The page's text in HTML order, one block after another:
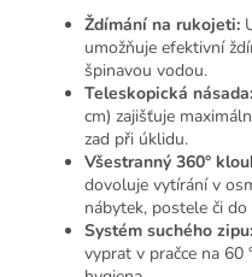
Ždímání na rukojeti:
umožňuje efektivní
špinavou vodou.
Teleskopická násada:
cm) zajišťuje
zad při úklidu.
Všestranný 360°
dovoluje vytírání v
nábytek, postele či
Systém suchého zipu:
vyprat v pračce na 60